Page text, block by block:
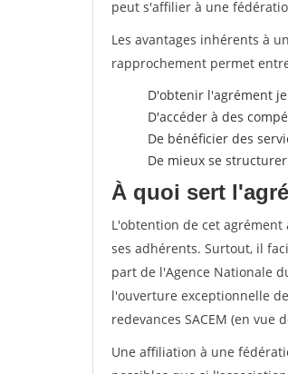
peut s'affilier à une
Les avantages inhérents à
rapprochement permet
D'obtenir l'agrément
D'accéder à des
De bénéficier des
De mieux se
À quoi sert
L'obtention de cet
ses adhérents. Surtout, il
part de l'Agence Nationale
l'ouverture exceptionnelle
redevances SACEM (en
Une affiliation à une